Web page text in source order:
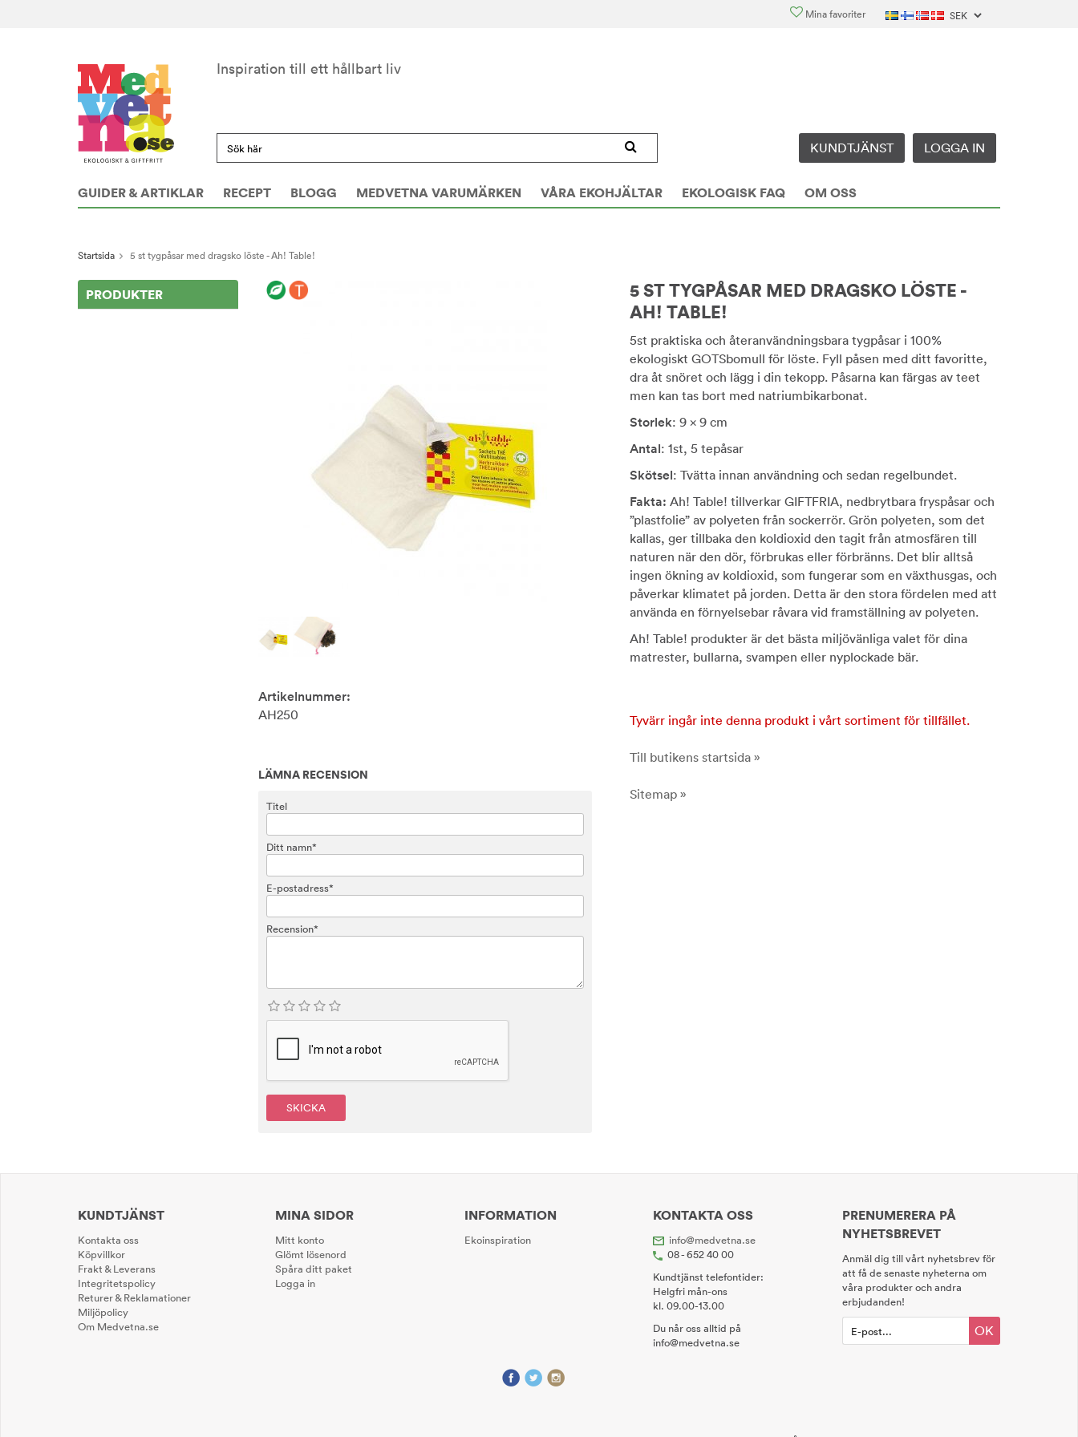
Mina favoriter
Inspiration till ett hållbart liv
KUNDTJÄNST LOGGA IN
GUIDER & ARTIKLAR RECEPT BLOGG MEDVETNA VARUMÄRKEN VÅRA EKOHJÄLTAR EKOLOGISK FAQ OM OSS
Startsida 5 st tygpåsar med dragsko löste - Ah! Table!
PRODUKTER
5 ST TYGPÅSAR MED DRAGSKO LÖSTE -
AH! TABLE!
5st praktiska och återanvändningsbara tygpåsar i 100%
ekologiskt GOTSbomull för löste. Fyll påsen med ditt favoritte,
dra åt snöret och lägg i din tekopp. Påsarna kan färgas av teet
men kan tas bort med natriumbikarbonat.
Storlek: 9 x 9 cm
Antal: 1st, 5 tepåsar
Skötsel: Tvätta innan användning och sedan regelbundet.
Fakta: Ah! Table! tillverkar GIFTFRIA, nedbrytbara fryspåsar och
”plastfolie” av polyeten från sockerrör. Grön polyeten, som det
kallas, ger tillbaka den koldioxid den tagit från atmosfären till
naturen när den dör, förbrukas eller förbränns. Det blir alltså
ingen ökning av koldioxid, som fungerar som en växthusgas, och
påverkar klimatet på jorden. Detta är den stora fördelen med att
använda en förnyelsebar råvara vid framställning av polyeten.
Ah! Table! produkter är det bästa miljövänliga valet för dina
matrester, bullarna, svampen eller nyplockade bär.
Tyvärr ingår inte denna produkt i vårt sortiment för tillfället.
Till butikens startsida »
Sitemap »
Artikelnummer:
AH250
LÄMNA RECENSION
Titel
Ditt namn*
E-postadress*
Recension*
SKICKA
KUNDTJÄNST
Kontakta oss
Köpvillkor
Frakt & Leverans
Integritetspolicy
Returer & Reklamationer
Miljöpolicy
Om Medvetna.se
MINA SIDOR
Mitt konto
Glömt lösenord
Spåra ditt paket
Logga in
INFORMATION
Ekoinspiration
KONTAKTA OSS
info@medvetna.se
08 - 652 40 00
Kundtjänst telefontider:
Helgfri mån-ons
kl. 09.00-13.00
Du når oss alltid på
info@medvetna.se
PRENUMERERA PÅ
NYHETSBREVET
Anmäl dig till vårt nyhetsbrev för
att få de senaste nyheterna om
våra produkter och andra
erbjudanden!
OK